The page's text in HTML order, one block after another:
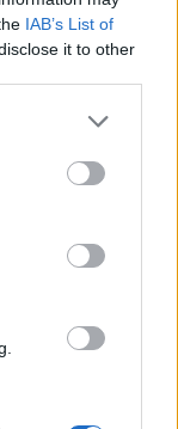
IAB’s List of
it to other
της
από
Μπόελι και
ΆΡΘΡΟ
σε εργοστάσιο